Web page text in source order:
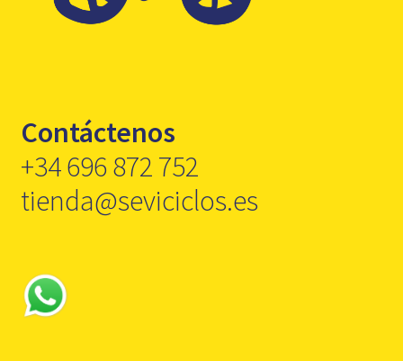
Contáctenos
+34 696 872 752
tienda@seviciclos.es